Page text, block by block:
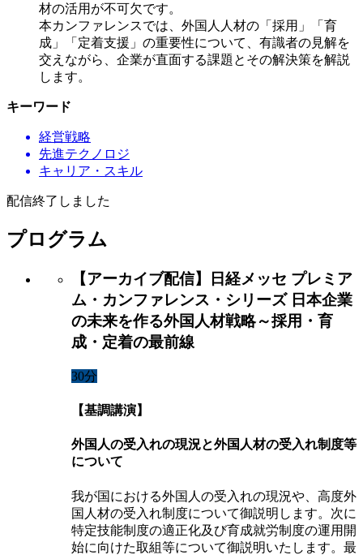
材の活用が不可欠です。
本カンファレンスでは、外国人人材の「採用」「育
成」「定着支援」の重要性について、有識者の見解を
交えながら、企業が直面する課題とその解決策を解説
します。
キーワード
経営戦略
先進テクノロジ
キャリア・スキル
配信終了しました
プログラム
【アーカイブ配信】日経メッセ プレミア
ム・カンファレンス・シリーズ 日本企業
の未来を作る外国人材戦略～採用・育
成・定着の最前線
30分
【基調講演】
外国人の受入れの現況と外国人材の受入れ制度等
について
我が国における外国人の受入れの現況や、高度外
国人材の受入れ制度について御説明します。次に
特定技能制度の適正化及び育成就労制度の運用開
始に向けた取組等について御説明いたします。最